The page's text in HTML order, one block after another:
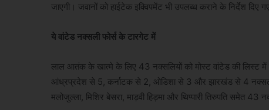
जाएगी। जवानों को हाईटेक इक्विपमेंट भी उपलब्ध कराने के निर्देश दिए गए
ये वांटेड नक्सली फोर्स के टारगेट में
लाल आतंक के खात्मे के लिए 43 नक्सलियों को मोस्ट वांटेड की लिस्ट
आंध्रप्रदेश से 5, कर्नाटक से 2, ओडिशा से 3 और झारखंड से 4 नक्सली
मलोजुल्ला, मिशिर बेसरा, माड़वी हिड़मा और थिप्पारी तिरुपति समेत 43